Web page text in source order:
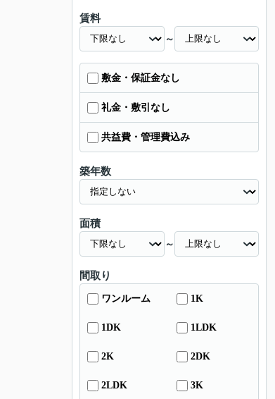
賃料
～
敷金・保証金なし
礼金・敷引なし
共益費・管理費込み
築年数
面積
～
間取り
ワンルーム 1K
1DK 1LDK
2K 2DK
2LDK 3K